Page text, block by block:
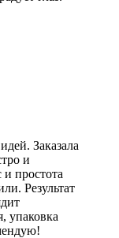
Заказала
и
простота
Результат
упаковка